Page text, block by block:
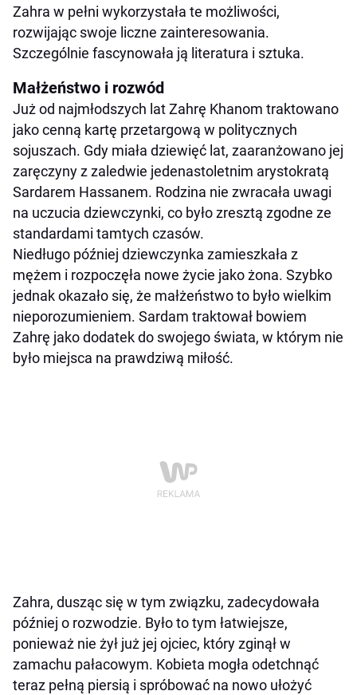
Zahra w pełni wykorzystała te możliwości,
rozwijając swoje liczne zainteresowania.
Szczególnie fascynowała ją literatura i sztuka.
Małżeństwo i rozwód
Już od najmłodszych lat Zahrę Khanom traktowano
jako cenną kartę przetargową w politycznych
sojuszach. Gdy miała dziewięć lat, zaaranżowano jej
zaręczyny z zaledwie jedenastoletnim arystokratą
Sardarem Hassanem. Rodzina nie zwracała uwagi
na uczucia dziewczynki, co było zresztą zgodne ze
standardami tamtych czasów.
Niedługo później dziewczynka zamieszkała z
mężem i rozpoczęła nowe życie jako żona. Szybko
jednak okazało się, że małżeństwo to było wielkim
nieporozumieniem. Sardam traktował bowiem
Zahrę jako dodatek do swojego świata, w którym nie
było miejsca na prawdziwą miłość.
Zahra, dusząc się w tym związku, zadecydowała
później o rozwodzie. Było to tym łatwiejsze,
ponieważ nie żył już jej ojciec, który zginął w
zamachu pałacowym. Kobieta mogła odetchnąć
teraz pełną piersią i spróbować na nowo ułożyć